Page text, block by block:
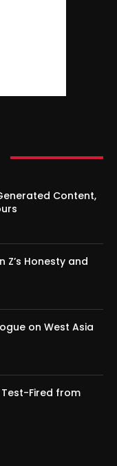
Content,
Honesty and
on West Asia
Fired from